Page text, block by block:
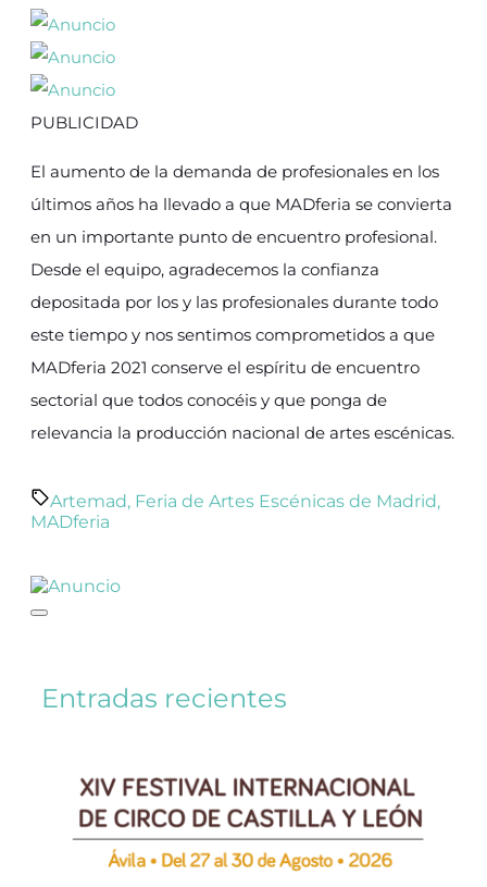
PUBLICIDAD
El aumento de la demanda de profesionales en los
últimos años ha llevado a que MADferia se convierta
en un importante punto de encuentro profesional.
Desde el equipo, agradecemos la confianza
depositada por los y las profesionales durante todo
este tiempo y nos sentimos comprometidos a que
MADferia 2021 conserve el espíritu de encuentro
sectorial que todos conocéis y que ponga de
relevancia la producción nacional de artes escénicas.
Artemad, Feria de Artes Escénicas de Madrid,
MADferia
Entradas recientes